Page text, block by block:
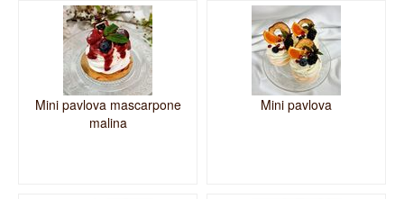
Mini pavlova mascarpone
malina
Mini pavlova